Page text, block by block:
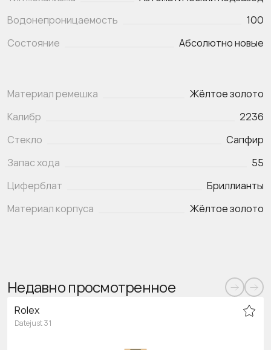
Водонепроницаемость
100
Состояние
Абсолютно новые
Материал ремешка
Жёлтое золото
Калибр
2236
Стекло
Сапфир
Запас хода
55
Циферблат
Бриллианты
Материал корпуса
Жёлтое золото
Недавно просмотренное
Rolex
Datejust 31